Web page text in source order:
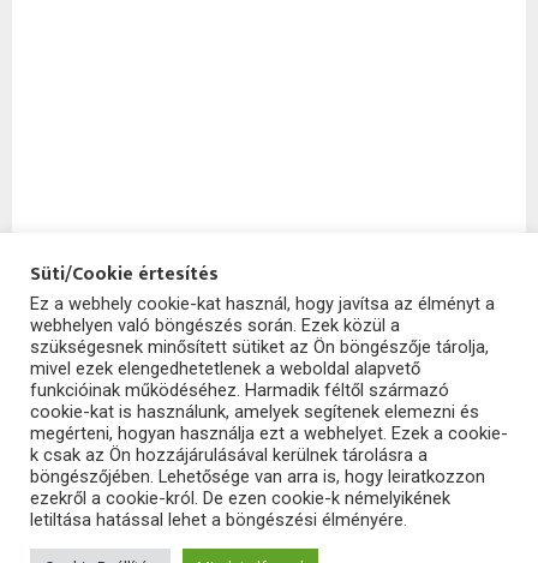
SzoftHub
2025 - szofthub.hu. All Right Reserved.
Süti/Cookie értesítés
Ez a webhely cookie-kat használ, hogy javítsa az élményt a
webhelyen való böngészés során. Ezek közül a
szükségesnek minősített sütiket az Ön böngészője tárolja,
mivel ezek elengedhetetlenek a weboldal alapvető
funkcióinak működéséhez. Harmadik féltől származó
cookie-kat is használunk, amelyek segítenek elemezni és
megérteni, hogyan használja ezt a webhelyet. Ezek a cookie-
k csak az Ön hozzájárulásával kerülnek tárolásra a
böngészőjében. Lehetősége van arra is, hogy leiratkozzon
ezekről a cookie-król. De ezen cookie-k némelyikének
letiltása hatással lehet a böngészési élményére.